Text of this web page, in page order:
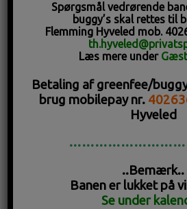
Velkommen til
Alle vores damemedlemmer
af
men vi anbefaler, at man skal
Spørgsmål vedrørende
buggy’s skal rettes til
Flemming Hyveled mob.
Læs mere under
Betaling af greenfee/
brug mobilepay nr.
Hyveled
..Bemærk..
Banen er lukket på
Se under